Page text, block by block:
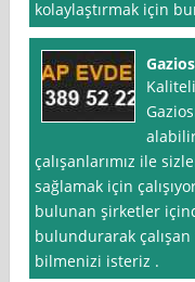
kolaylaştırmak için
çalışanlarımız ile
sağlamak için
bulunan şirketler
bulundurarak
bilmenizi isteriz .